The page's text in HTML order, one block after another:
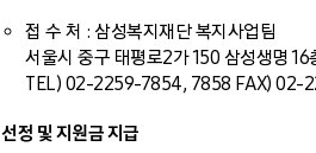
접 수 처 : 삼성복지재단 복지사업팀
서울시 중구 태평로2가 150 삼성생명
TEL) 02-2259-7854, 7858 FAX) 02-
선정 및 지원금 지급